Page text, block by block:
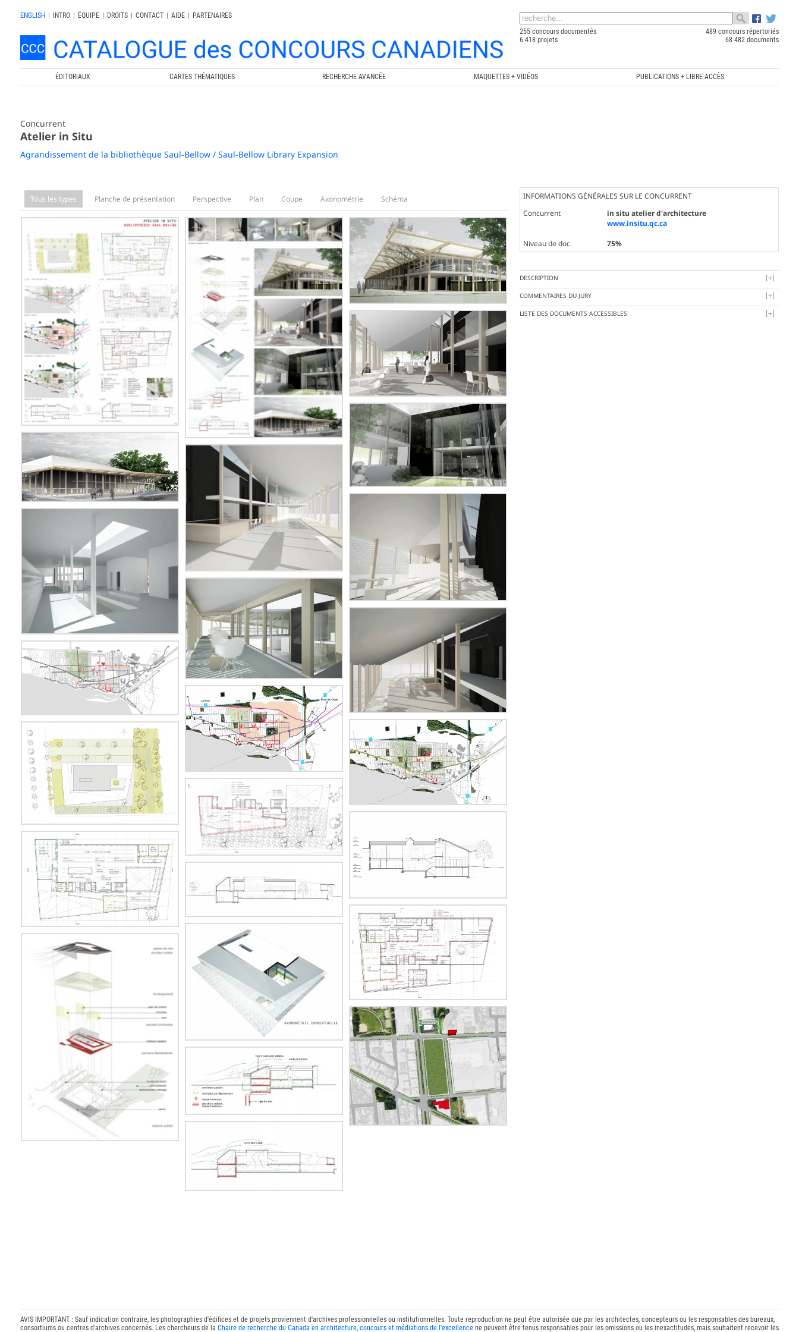
ENGLISH | INTRO | ÉQUIPE | DROITS | CONTACT | AIDE |
PARTENAIRES
255 concours documentés
489 concours répertoriés
6 418 projets
68 482 documents
ÉDITORIAUX CARTES THÉMATIQUES RECHERCHE AVANCÉE MAQUETTES + VIDÉOS PUBLICATIONS + LIBRE ACCÈS
Concurrent
Atelier in Situ
Agrandissement de la bibliothèque Saul-Bellow / Saul-Bellow Library Expansion
Tous les types Planche de présentation Perspective Plan Coupe Axonométrie Schéma
INFORMATIONS GÉNÉRALES SUR LE CONCURRENT
Concurrent
in situ atelier d'architecture
www.insitu.qc.ca
Niveau de doc.
75%
DESCRIPTION
COMMENTAIRES DU JURY
LISTE DES DOCUMENTS ACCESSIBLES
AVIS IMPORTANT : Sauf indication contraire, les photographies d'édifices et de projets proviennent d'archives professionnelles ou institutionnelles. Toute reproduction ne peut être autorisée que par les architectes, concepteurs ou les responsables des bureaux,
consortiums ou centres d'archives concernés. Les chercheurs de la Chaire de recherche du Canada en architecture, concours et médiations de l'excellencene peuvent être tenus responsables pour les omissions ou les inexactitudes, mais souhaitent recevoir les